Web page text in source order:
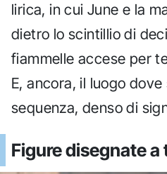
lirica, in cui June e la
dietro lo scintillio di
fiammelle accese per
E, ancora, il luogo
sequenza, denso di
Figure disegnate